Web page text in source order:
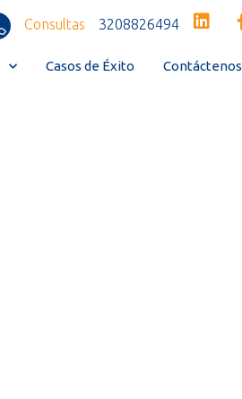
Consultas 3208826494
Casos de Éxito Contáctenos